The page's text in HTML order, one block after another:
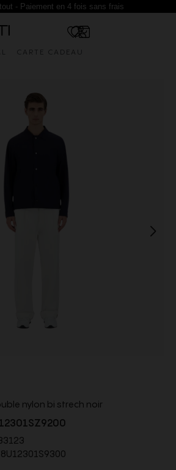
- Paiement en 4 fois sans frais
CARTE CADEAU
nylon bi strech noir